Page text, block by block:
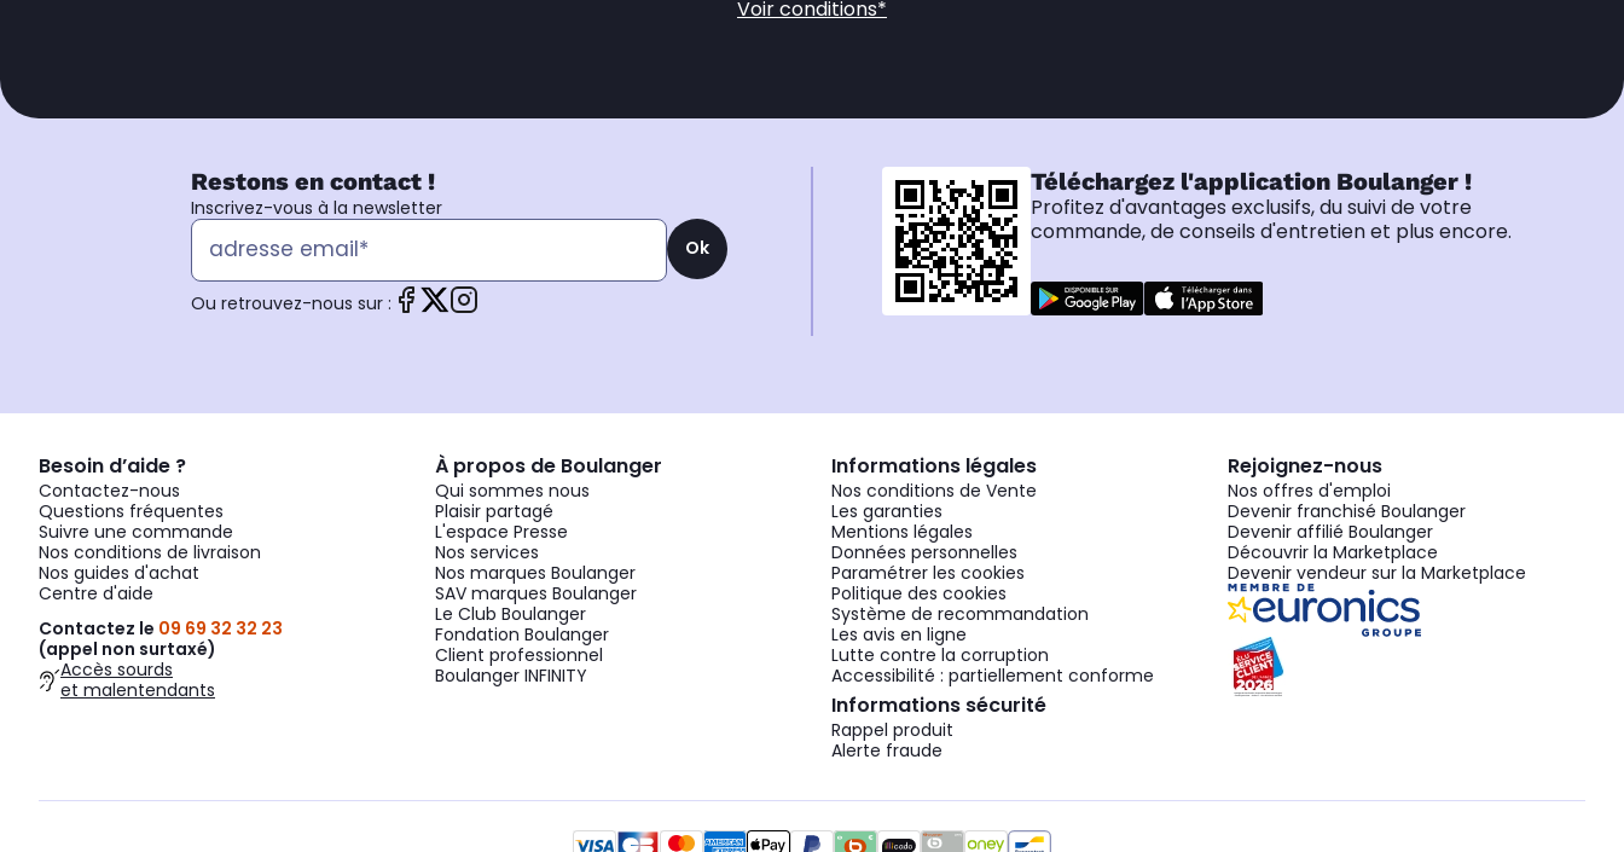
Voir conditions*
Restons en contact !
Inscrivez-vous à la newsletter
Ok
Ou retrouvez-nous sur :
Téléchargez l'application Boulanger !
Profitez d'avantages exclusifs, du suivi de votre
commande, de conseils d'entretien et plus encore.
Besoin d’aide ?
Contactez-nous
Questions fréquentes
Suivre une commande
Nos conditions de livraison
Nos guides d'achat
Centre d'aide
Contactez le 09 69 32 32 23
(appel non surtaxé)
Accès sourds
et malentendants
À propos de Boulanger
Qui sommes nous
Plaisir partagé
L'espace Presse
Nos services
Nos marques Boulanger
SAV marques Boulanger
Le Club Boulanger
Fondation Boulanger
Client professionnel
Boulanger INFINITY
Informations légales
Nos conditions de Vente
Les garanties
Mentions légales
Données personnelles
Paramétrer les cookies
Politique des cookies
Système de recommandation
Les avis en ligne
Lutte contre la corruption
Accessibilité : partiellement conforme
Informations sécurité
Rappel produit
Alerte fraude
Rejoignez-nous
Nos offres d'emploi
Devenir franchisé Boulanger
Devenir affilié Boulanger
Découvrir la Marketplace
Devenir vendeur sur la Marketplace